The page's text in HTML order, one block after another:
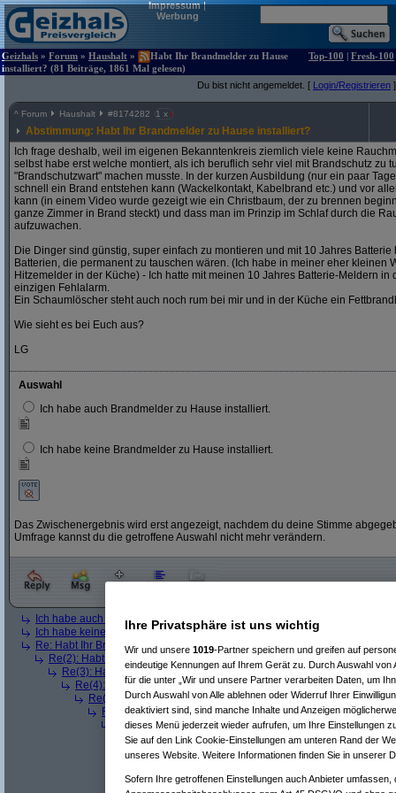
Impressum|
Werbung
Geizhals » Forum » Haushalt »
Habt Ihr Brandmelder zu Hause
installiert? (81 Beiträge, 1861 Mal gelesen)
Top-100 | Fresh-100
Du bist nicht angemeldet. [ Login/Registrieren ]
^ Forum Haushalt #8174282 1 x
Abstimmung: Habt Ihr Brandmelder zu Hause installiert?
Ich frage deshalb, weil im eigenen Bekanntenkreis ziemlich viele keine
selbst habe erst welche montiert, als ich beruflich sehr viel mit Brandschutz zu
"Brandschutzwart" machen musste. In der kurzen Ausbildung (nur ein paar
schnell ein Brand entstehen kann (Wackelkontakt, Kabelbrand etc.) und vor
kann (in einem Video wurde gezeigt wie ein Christbaum, der zu brennen
ganze Zimmer in Brand steckt) und dass man im Prinzip im Schlaf durch die
aufzuwachen.
Die Dinger sind günstig, super einfach zu montieren und mit 10 Jahres
Batterien, die permanent zu tauschen wären. (Ich habe in meiner eher kleinen
Hitzemelder in der Küche) - Ich hatte mit meinen 10 Jahres Batterie-Meldern in
einzigen Fehlalarm.
Ein Schaumlöscher steht auch noch rum bei mir und in der Küche ein
Wie sieht es bei Euch aus?
LG
Auswahl
Ich habe auch Brandmelder zu Hause installiert.
Ich habe keine Brandmelder zu Hause installiert.
Das Zwischenergebnis wird erst angezeigt, nachdem du deine Stimme
Umfrage kannst du die getroffene Auswahl nicht mehr verändern.
Ich habe auch Brandmelder zu Hause installiert. laCall am 26.01.2024,
Ich habe keine Brandmelder zu Hause installiert.(laCallam 26.01.2024,
Re: Habt Ihr Brandmelder zu Hause installiert?
(AVS_reloadedam
Re(2): Habt Ihr Brandmelder zu Hause installiert?
laCall am
Re(3): Habt Ihr Brandmelder zu Hause installiert?
(AVS_reloaded
Re(4): Habt Ihr Brandmelder zu Hause installiert?
(laCallam
Re(5): Habt Ihr Brandmelder zu Hause installiert?
(
Re(6): Habt Ihr Brandmelder zu Hause installiert?(Nomade1
Re(7): Habt Ihr Brandmelder zu Hause installiert?(
Re(8): Habt Ihr Brandmelder zu Hause installiert? (
Re(9): Habt Ihr Brandmelder zu Hause installiert?(
Re(11): Habt Ihr Brandmelder zu Hause
Ihre Privatsphäre ist uns wichtig
Wir und unsere 1019-Partner speichern und greifen auf
eindeutige Kennungen auf Ihrem Gerät zu. Durch Auswahl
für die unter „Wir und unsere Partner verarbeiten Daten, um
Durch Auswahl von Alle ablehnen oder Widerruf Ihrer
deaktiviert sind, sind manche Inhalte und Anzeigen
dieses Menü jederzeit wieder aufrufen, um Ihre Einstellungen
Sie auf den Link Cookie-Einstellungen am unteren Rand der
unseres Website. Weitere Informationen finden Sie in unserer
Sofern Ihre getroffenen Einstellungen auch Anbieter